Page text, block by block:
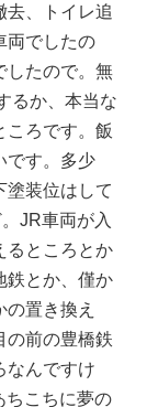
去、トイレ追
両でしたの
したので。無
るか、本当な
ころです。飯
です。多少
塗装位はして
JR車両が入
るところとか
鉄とか、僅か
置き換え
の前の豊橋鉄
なんですけ
ちこちに夢の